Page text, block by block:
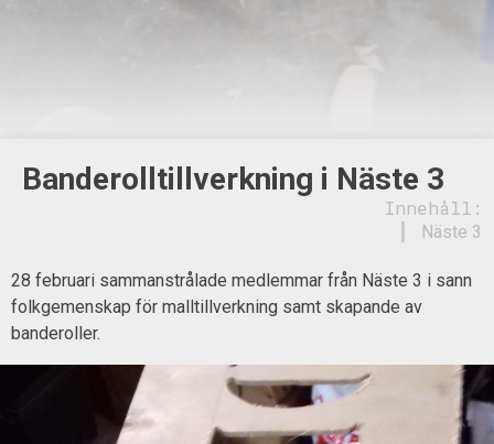
Banderolltillverkning i Näste 3
Innehåll:
Näste 3
28 februari sammanstrålade medlemmar från Näste 3 i sann
folkgemenskap för malltillverkning samt skapande av
banderoller.